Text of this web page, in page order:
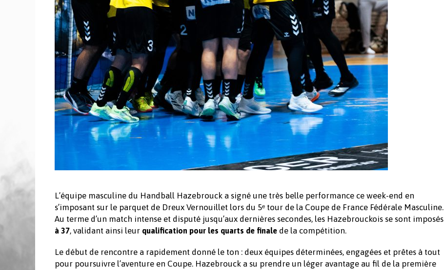
L’équipe masculine du Handball Hazebrouck a signé une très belle performance ce week-end en
s’imposant sur le parquet de Dreux Vernouillet lors du 5ᵉ tour de la Coupe de France Fédérale Masculine.
Au terme d’un match intense et disputé jusqu’aux dernières secondes, les Hazebrouckois se sont imposés
à 37, validant ainsi leur qualification pour les quarts de finale de la compétition.
Le début de rencontre a rapidement donné le ton : deux équipes déterminées, engagées et prêtes à tout
pour poursuivre l’aventure en Coupe. Hazebrouck a su prendre un léger avantage au fil de la première